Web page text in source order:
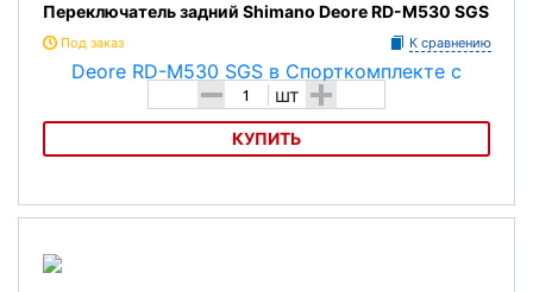
Переключатель задний Shimano Deore RD-M530 SGS
Под заказ К сравнению
- шт +
КУПИТЬ
Переключатель задний Shimano Deore RD-M530 SGS